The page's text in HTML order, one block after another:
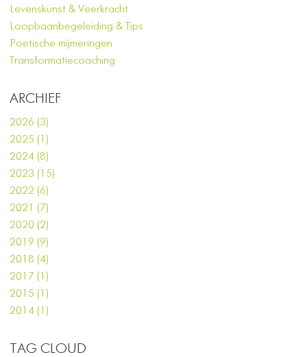
Levenskunst & Veerkracht
Loopbaanbegeleiding & Tips
Poetische mijmeringen
Transformatiecoaching
ARCHIEF
2026 (3)
2025 (1)
2024 (8)
2023 (15)
2022 (6)
2021 (7)
2020 (2)
2019 (9)
2018 (4)
2017 (1)
2015 (1)
2014 (1)
TAG CLOUD